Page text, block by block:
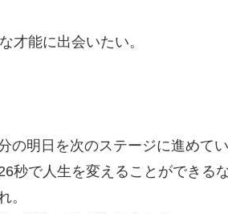
才能に出会いたい。
の明日を次のステージに進めて
秒で人生を変えることができるな
。